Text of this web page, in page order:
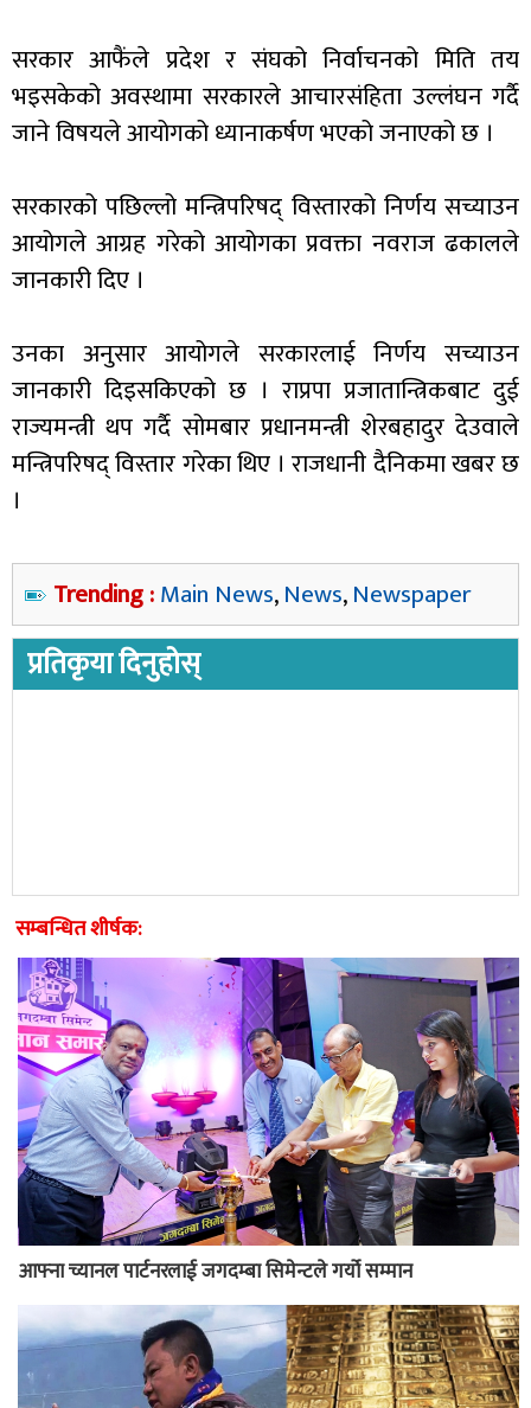
सरकार आफैंले प्रदेश र संघको निर्वाचनको मिति तय
भइसकेको अवस्थामा सरकारले आचारसंहिता उल्लंघन गर्दै
जाने विषयले आयोगको ध्यानाकर्षण भएको जनाएको छ ।
सरकारको पछिल्लो मन्त्रिपरिषद् विस्तारको निर्णय सच्याउन
आयोगले आग्रह गरेको आयोगका प्रवक्ता नवराज ढकालले
जानकारी दिए ।
उनका अनुसार आयोगले सरकारलाई निर्णय सच्याउन
जानकारी दिइसकिएको छ । राप्रपा प्रजातान्त्रिकबाट दुई
राज्यमन्त्री थप गर्दै सोमबार प्रधानमन्त्री शेरबहादुर देउवाले
मन्त्रिपरिषद् विस्तार गरेका थिए । राजधानी दैनिकमा खबर छ
।
Trending :Main News,News,Newspaper
प्रतिकृया दिनुहोस्
सम्बन्धित शीर्षक:
आफ्ना च्यानल पार्टनरलाई जगदम्बा सिमेन्टले गर्यो सम्मान